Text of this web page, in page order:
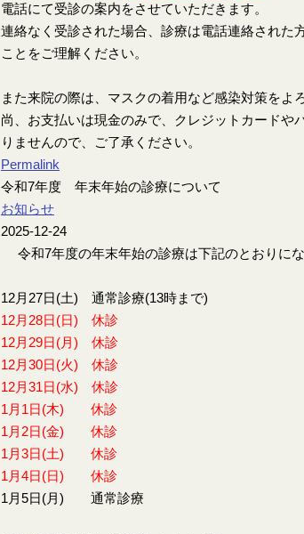
電話にて受診の案内をさせていただきます。
連絡なく受診された場合、診療は電話連絡された
ことをご理解ください。
また来院の際は、マスクの着用など感染対策をよ
尚、お支払いは現金のみで、クレジットカードや
りませんので、ご了承ください。
Permalink
令和7年度 年末年始の診療について
お知らせ
2025-12-24
令和7年度の年末年始の診療は下記のとおりに
12月27日(土) 通常診療(13時まで)
12月28日(日) 休診
12月29日(月) 休診
12月30日(火) 休診
12月31日(水) 休診
1月1日(木) 休診
1月2日(金) 休診
1月3日(土) 休診
1月4日(日) 休診
1月5日(月) 通常診療